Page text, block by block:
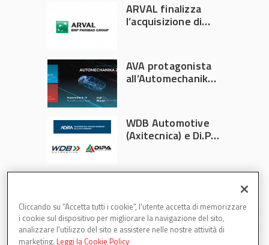
ARVAL finalizza
l’acquisizione di
AVA protagonista
all’Automechanika
WDB Automotive
(Axitecnica) e Di.Pa.
Cliccando su “Accetta tutti i cookie”, l'utente accetta di memorizzare
i cookie sul dispositivo per migliorare la navigazione del sito,
analizzare l'utilizzo del sito e assistere nelle nostre attività di
marketing. Leggi la Cookie Policy